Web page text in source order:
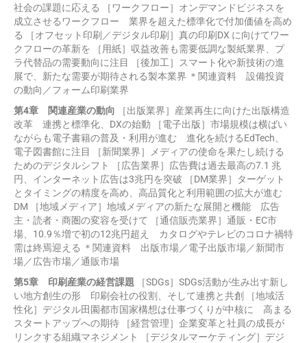
社会の課題に応える ［ワークフロー］オンデマンドビジネスを
成立させるワークフロー 業界を超えた標準化で付加価値を高め
る ［オフセット印刷／デジタル印刷］真の印刷DX に向けてワー
クフローの革新を ［用紙］収益改善も需要低調な製紙業界、プ
ラ代替品の需要動向に注目 ［後加工］スマート化や新技術の進
展で、新たな需要が期待される製本業界 ＊関連資料 設備投資
の動向／フォーム印刷業界
第4章 関連産業の動向 ［出版業界］産業再生に向けた出版構造
改革 連携と標準化、DXの始動 ［電子出版］市場規模は横ばい
ながらも電子書籍の普及・利用が進む 進化を続けるEdTech、
電子図書館に注目 ［新聞業界］メディアの使命を果たし続ける
ためのデジタルシフト ［広告業界］広告費は過去最高の7.1 兆
円、インターネット広告は3兆円を突破 ［DM業界］ターゲット
とタイミングの精度を高め、高品質化と利用範囲の拡大が進む
DM ［地域メディア］地域メディアの新たな展開と機能 広告
主・読者・商圏の変容を受けて ［通信販売業界］通販・EC市
場、10.9％増で初の12兆円超え カタログやテレビのコロナ禍特
需は終焉迎える ＊関連資料 出版市場／電子出版市場／新聞市
場／広告市場／通販市場
第5章 印刷産業の経営課題 ［SDGs］SDGs活動が生み出す新し
い地方創生の形 印刷会社の役割、そして連携と共創 ［地域活
性化］デジタル田園都市国家構想は仕事づくりが中核に 高まる
スタートアップへの期待 ［経営管理］企業変革と社員の成長が
リンクする組織マネジメント ［デジタルマーケティング］デジ